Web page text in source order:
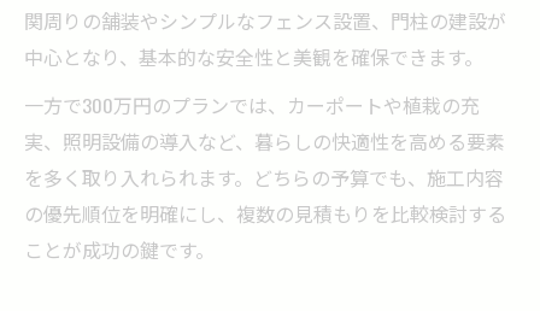
関周りの舗装やシンプルなフェンス設置、門柱の建設が
中心となり、基本的な安全性と美観を確保できます。
一方で300万円のプランでは、カーポートや植栽の充
実、照明設備の導入など、暮らしの快適性を高める要素
を多く取り入れられます。どちらの予算でも、施工内容
の優先順位を明確にし、複数の見積もりを比較検討する
ことが成功の鍵です。